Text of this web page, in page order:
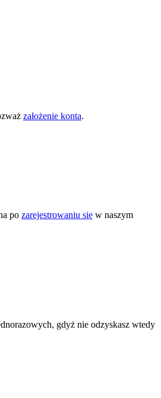
założenie konta.
po zarejestrowaniu się w naszym
gdyż nie odzyskasz wtedy